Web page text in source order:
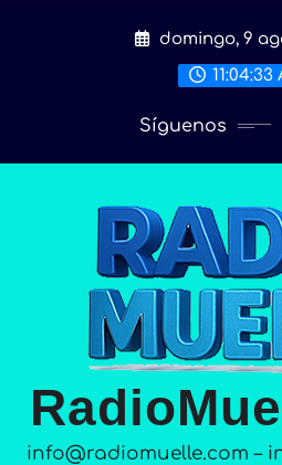
domingo, 9
11:04:35
Síguenos
info@radiomuelle.com –